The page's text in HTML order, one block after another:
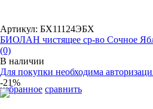
избранное сравнить
Артикул: БХ11124ЭБХ
БИОЛАН чистящее ср-во Сочное
(0)
В наличии
Для покупки необходима
-21%